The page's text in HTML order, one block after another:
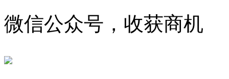
微信公众号，收获商机